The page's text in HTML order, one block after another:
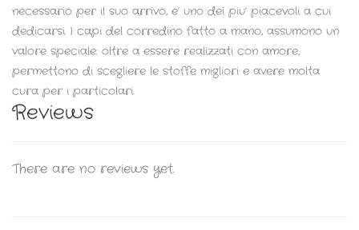
necessario per il suo arrivo, e’ uno dei piu’ piacevoli a cui
dedicarsi. I capi del corredino fatto a mano, assumono un
valore speciale: oltre a essere realizzati con amore,
permettono di scegliere le stoffe migliori e avere molta
cura per i particolari.
Reviews
There are no reviews yet.